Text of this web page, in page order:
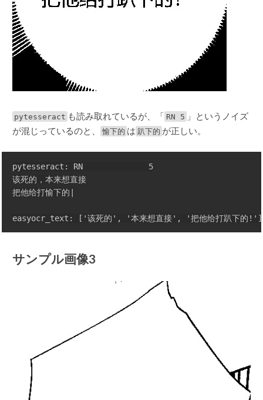
pytesseract も読み取れているが、「 RN 5 」というノイズ
が混じっているのと、
愉下的 は 趴下的 が正しい。
pytesseract: RN              5
该死的，本来想直接
把他给打愉下的|
サンプル画像3